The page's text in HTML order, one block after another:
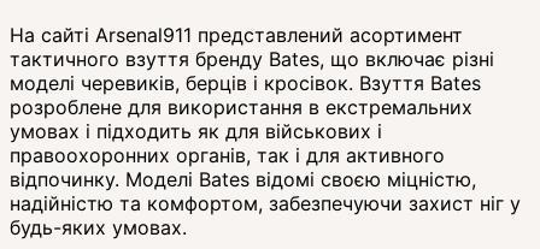
На сайті Arsenal911 представлений асортимент
тактичного взуття бренду Bates, що включає різні
моделі черевиків, берців і кросівок. Взуття Bates
розроблене для використання в екстремальних
умовах і підходить як для військових і
правоохоронних органів, так і для активного
відпочинку. Моделі Bates відомі своєю міцністю,
надійністю та комфортом, забезпечуючи захист ніг у
будь-яких умовах.